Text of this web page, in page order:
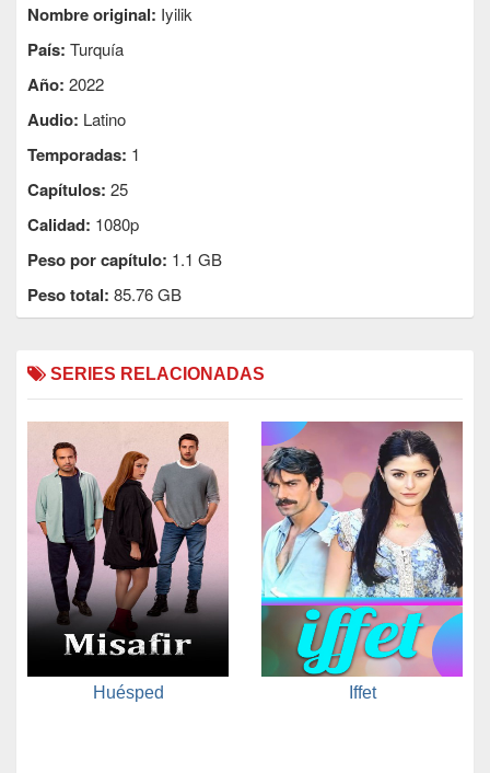
Nombre original: Iyilik
País: Turquía
Año: 2022
Audio: Latino
Temporadas: 1
Capítulos: 25
Calidad: 1080p
Peso por capítulo: 1.1 GB
Peso total: 85.76 GB
SERIES RELACIONADAS
Huésped Iffet